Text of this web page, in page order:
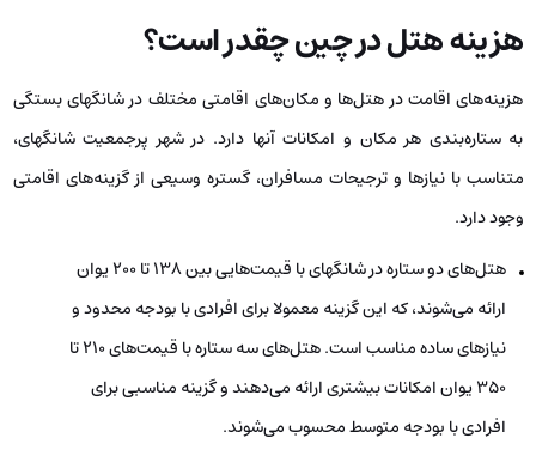
هزینه هتل در چین چقدر است؟
هزینه‌های اقامت در هتل‌ها و مکان‌های اقامتی مختلف در شانگهای بستگی
به ستاره‌بندی هر مکان و امکانات آنها دارد. در شهر پرجمعیت شانگهای،
متناسب با نیازها و ترجیحات مسافران، گستره وسیعی از گزینه‌های اقامتی
وجود دارد.
هتل‌های دو ستاره در شانگهای با قیمت‌هایی بین 138 تا 200 یوان
ارائه می‌شوند، که این گزینه معمولا برای افرادی با بودجه محدود و
نیازهای ساده مناسب است. هتل‌های سه ستاره با قیمت‌های 210 تا
350 یوان امکانات بیشتری ارائه می‌دهند و گزینه مناسبی برای
افرادی با بودجه متوسط محسوب می‌شوند.